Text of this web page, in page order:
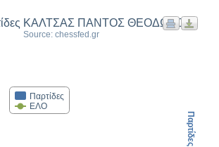
ΚΑΛΤΣΑΣ ΠΑΝΤΟΣ ΘΕΟΔΩΡΟΣ
Source: chessfed.gr
Παρτίδες
ΕΛΟ
Παρτίδες